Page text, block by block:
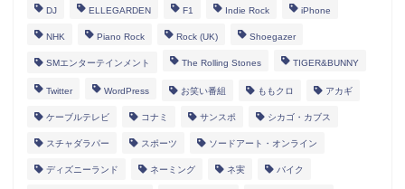
DJ ELLEGARDEN F1 Indie Rock iPhone
NHK Piano Rock Rock (UK) Shoegazer
SMエンターテインメント The Rolling Stones TIGER&BUNNY
Twitter WordPress お笑い番組 ももクロ アカギ
ケーブルテレビ コナミ サンスポ シカゴ・カブス
スチャダラパー スポーツ ソードアート・オンライン
ディズニーランド ネーミング ネ実 バイク